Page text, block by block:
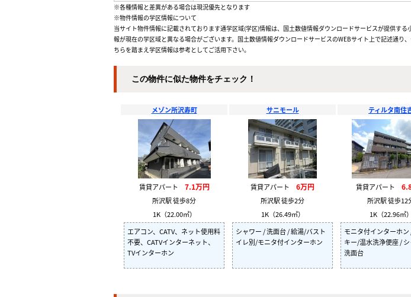
※各種情報と差異がある場合は現況優先となります
※物件情報の学区情報について
当サイト物件情報に記載されております通学区域(学区)情報は、国土数値情報ダウンロードサービスが提供
報が現在の学区域と異なる場合がございます。国土数値情報ダウンロードサービスのWEBサイト上で記述通
ちらを踏まえ学区情報は参考としてご活用下さい。
この物件に似た物件をチェック！
メゾン所沢寿町
賃貸アパート 7.1万円
所沢駅 徒歩8分
1K（22.00㎡）
エアコン、CATV、ネット使用料
不要、CATVインターネット、
TVインターホン
サニモール
賃貸アパート 6万円
所沢駅 徒歩2分
1K（26.49㎡）
シャワー / 洗面台 / 給湯/バスト
イレ別/モニタ付インターホン
ティルタ南住
賃貸アパート
所沢駅 徒歩12
1K（22.96㎡）
モニタ付インターホン
キー/温水洗浄便座 /
洗面台